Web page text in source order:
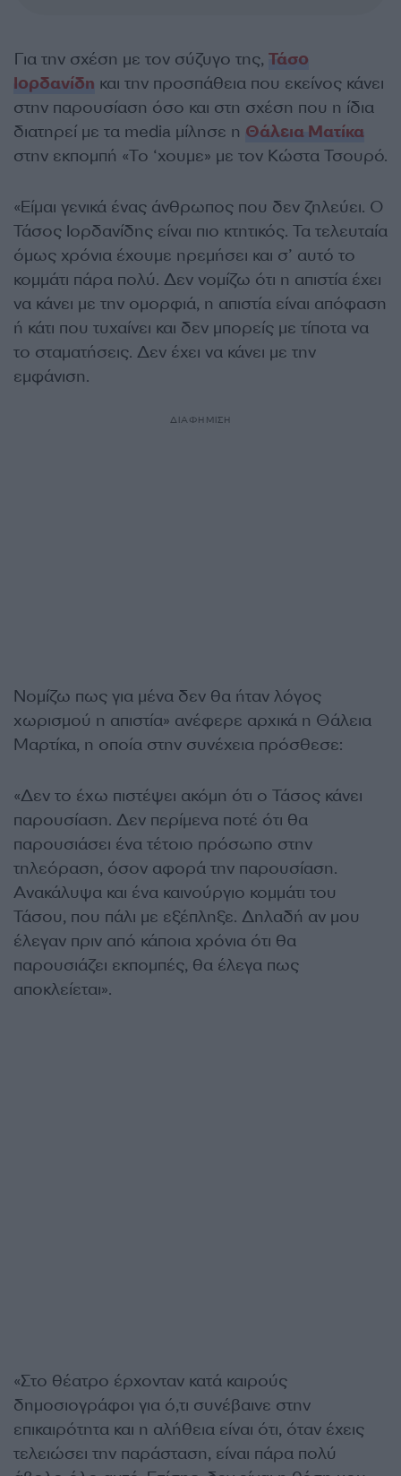
Για την σχέση με τον σύζυγο της, Τάσο
Ιορδανίδη και την προσπάθεια που εκείνος κάνει
στην παρουσίαση όσο και στη σχέση που η ίδια
διατηρεί με τα media μίλησε η Θάλεια Ματίκα
στην εκπομπή «Το ‘χουμε» με τον Κώστα Τσουρό.
«Είμαι γενικά ένας άνθρωπος που δεν ζηλεύει. Ο
Τάσος Ιορδανίδης είναι πιο κτητικός. Τα τελευταία
όμως χρόνια έχουμε ηρεμήσει και σ’ αυτό το
κομμάτι πάρα πολύ. Δεν νομίζω ότι η απιστία έχει
να κάνει με την ομορφιά, η απιστία είναι απόφαση
ή κάτι που τυχαίνει και δεν μπορείς με τίποτα να
το σταματήσεις. Δεν έχει να κάνει με την
εμφάνιση.
ΔΙΑΦΗΜΙΣΗ
Νομίζω πως για μένα δεν θα ήταν λόγος
χωρισμού η απιστία» ανέφερε αρχικά η Θάλεια
Μαρτίκα, η οποία στην συνέχεια πρόσθεσε:
«Δεν το έχω πιστέψει ακόμη ότι ο Τάσος κάνει
παρουσίαση. Δεν περίμενα ποτέ ότι θα
παρουσιάσει ένα τέτοιο πρόσωπο στην
τηλεόραση, όσον αφορά την παρουσίαση.
Ανακάλυψα και ένα καινούργιο κομμάτι του
Τάσου, που πάλι με εξέπληξε. Δηλαδή αν μου
έλεγαν πριν από κάποια χρόνια ότι θα
παρουσιάζει εκπομπές, θα έλεγα πως
αποκλείεται».
«Στο θέατρο έρχονταν κατά καιρούς
δημοσιογράφοι για ό,τι συνέβαινε στην
επικαιρότητα και η αλήθεια είναι ότι, όταν έχεις
τελειώσει την παράσταση, είναι πάρα πολύ